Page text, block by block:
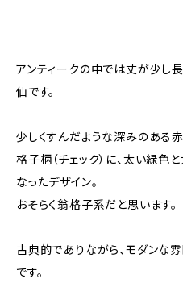
アンティークの中では丈が少し
仙です。
少しくすんだような深みのある
格子柄（チェック）に、太い緑
なったデザイン。
おそらく翁格子系だと思います。
古典的でありながら、モダンな
です。